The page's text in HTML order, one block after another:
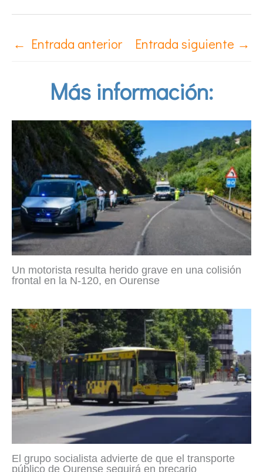
← Entrada anterior Entrada siguiente →
Más información:
Un motorista resulta herido grave en una colisión
frontal en la N-120, en Ourense
El grupo socialista advierte de que el transporte
público de Ourense seguirá en precario